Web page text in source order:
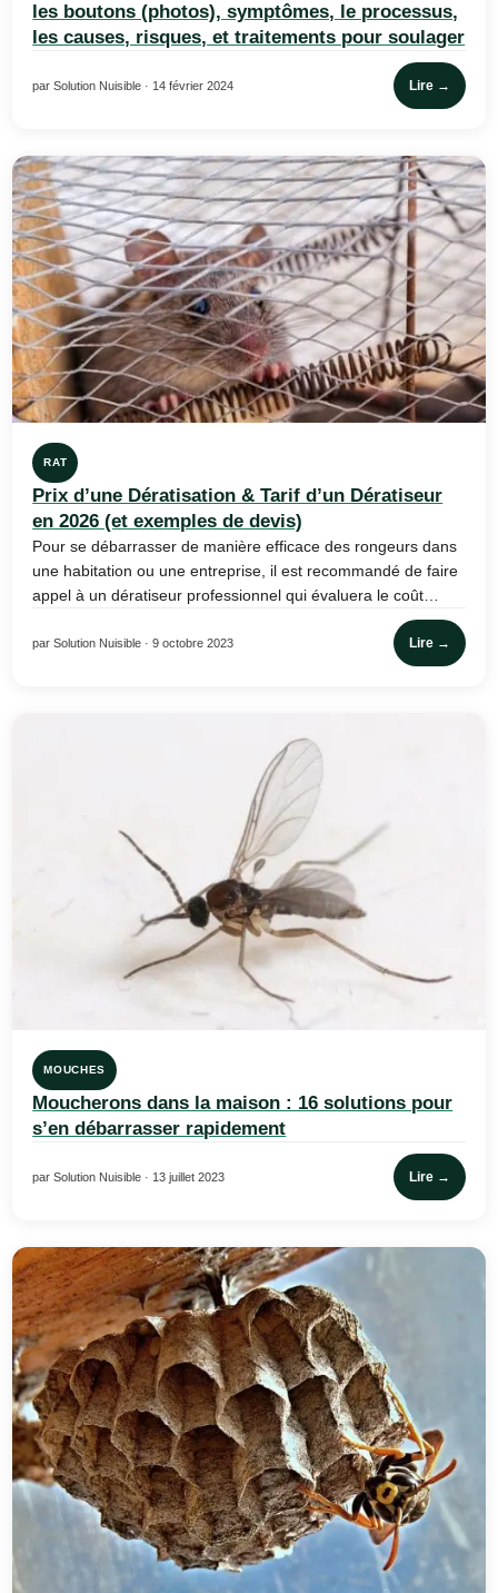
les boutons (photos), symptômes, le processus,
les causes, risques, et traitements pour soulager
par Solution Nuisible · 14 février 2024 Lire →
RAT
Prix d’une Dératisation & Tarif d’un Dératiseur
en 2026 (et exemples de devis)
Pour se débarrasser de manière efficace des rongeurs dans
une habitation ou une entreprise, il est recommandé de faire
appel à un dératiseur professionnel qui évaluera le coût…
par Solution Nuisible · 9 octobre 2023 Lire →
MOUCHES
Moucherons dans la maison : 16 solutions pour
s’en débarrasser rapidement
par Solution Nuisible · 13 juillet 2023 Lire →